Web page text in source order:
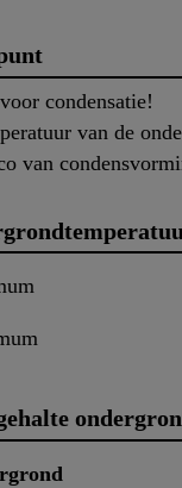
condensatie!
van de
van